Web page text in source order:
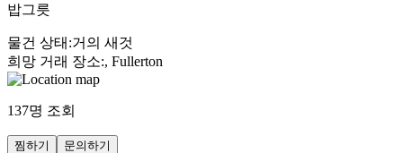
밥그릇
물건 상태 :거의 새것
희망 거래 장소:, Fullerton
137명 조회
찜하기 문의하기